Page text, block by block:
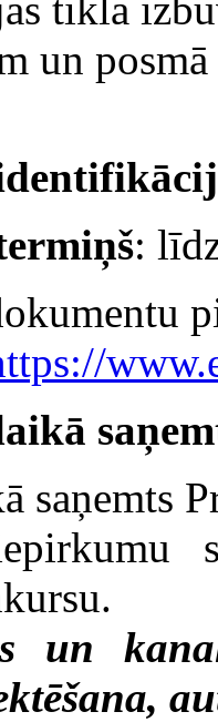
un
:
saņemts
un